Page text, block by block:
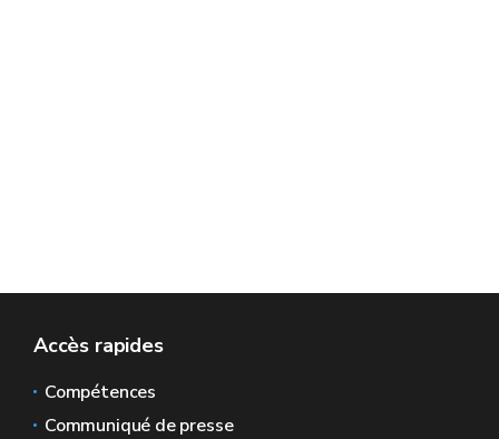
Accès rapides
Compétences
Communiqué de presse